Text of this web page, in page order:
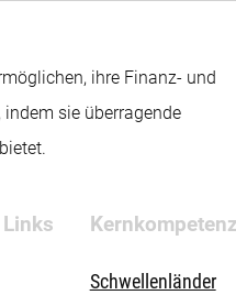
ihre Finanz- und
sie überragende
Schwellenländer